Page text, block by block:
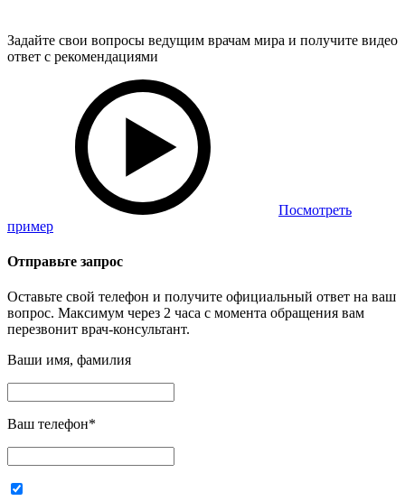
Задайте свои вопросы ведущим врачам мира и получите видео
ответ с рекомендациями
Посмотреть
пример
Отправьте запрос
Оставьте свой телефон и получите официальный ответ на ваш
вопрос. Максимум через 2 часа с момента обращения вам
перезвонит врач-консультант.
Ваши имя, фамилия
Ваш телефон*